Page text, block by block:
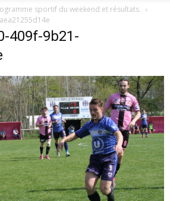
sportif du weekend et résultats.
409f-9b21-